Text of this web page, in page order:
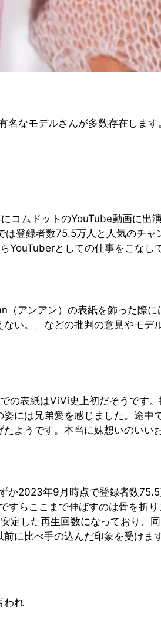
名なモデルさんが多数存在しま
コムドットのYouTube動画に出
登録者数75.5万人と人気のチ
YouTuberとしての仕事をこなし
アンアン）の表紙を飾った際
い。」などの批判の意見やモ
の表紙はViVi史上初だそうです
には兄弟愛を感じました。途
ようです。本当に妹想いのいい
2023年9月時点で登録者数
らここまで伸ばすのは骨を折
した再生回数になっており、
に比べ手の込んだ印象を受け
われ